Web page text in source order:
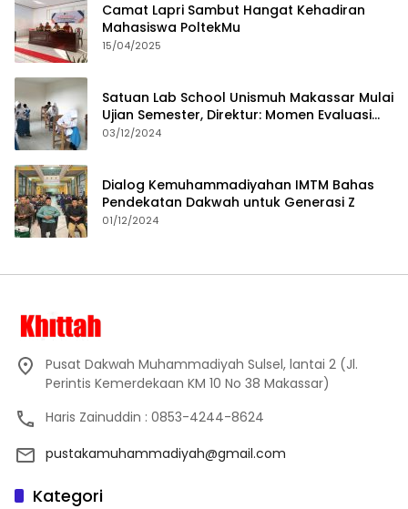
Camat Lapri Sambut Hangat Kehadiran
Mahasiswa PoltekMu
15/04/2025
Satuan Lab School Unismuh Makassar Mulai
Ujian Semester, Direktur: Momen Evaluasi
Proses Pembelajaran
03/12/2024
Dialog Kemuhammadiyahan IMTM Bahas
Pendekatan Dakwah untuk Generasi Z
01/12/2024
Pusat Dakwah Muhammadiyah Sulsel, lantai 2 (Jl.
Perintis Kemerdekaan KM 10 No 38 Makassar)
Haris Zainuddin : 0853-4244-8624
pustakamuhammadiyah@gmail.com
Kategori